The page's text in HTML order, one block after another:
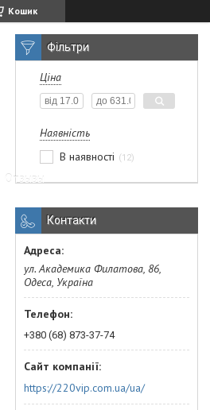
Кошик
Отзывы
Фільтри
Ціна
Наявність
В наявності
12
Контакти
ул. Академика Филатова, 86,
Одеса, Україна
+380 (68) 873-37-74
https://220vip.com.ua/ua/